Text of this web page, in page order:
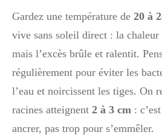
Gardez une température de 20 à
vive sans soleil direct : la
mais l’excès brûle et ralentit.
régulièrement pour éviter les
l’eau et noircissent les tiges. On
racines atteignent 2 à 3 cm :
ancrer, pas trop pour s’emmêler.